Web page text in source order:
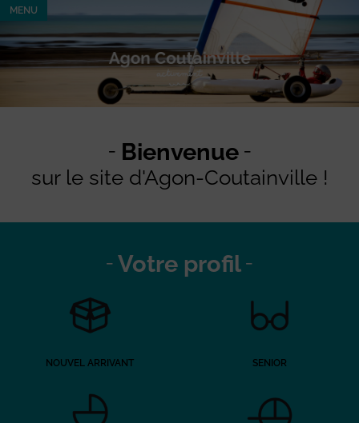
MENU
Bienvenue
sur le site d'Agon-Coutainville !
Votre profil
NOUVEL ARRIVANT SENIOR